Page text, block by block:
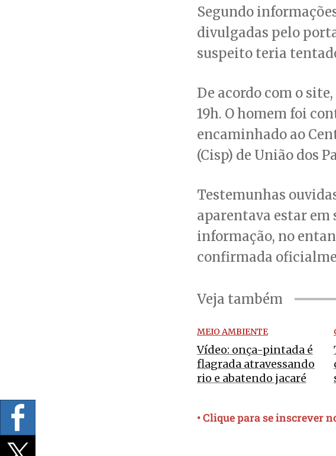
Segundo
divulgadas pelo
suspeito teria
De acordo com o
19h. O homem foi
encaminhado ao
(Cisp) de União dos
Testemunhas
aparentava estar em
informação, no
confirmada
Veja também
MEIO AMBIENTE
Vídeo: onça-pintada é
flagrada atravessando
rio e abatendo jacaré
• Clique para se inscrever